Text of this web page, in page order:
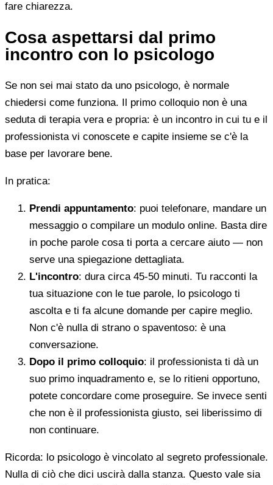
fare chiarezza.
Cosa aspettarsi dal primo
incontro con lo psicologo
Se non sei mai stato da uno psicologo, è normale
chiedersi come funziona. Il primo colloquio non è una
seduta di terapia vera e propria: è un incontro in cui tu e il
professionista vi conoscete e capite insieme se c'è la
base per lavorare bene.
In pratica:
Prendi appuntamento: puoi telefonare, mandare un
messaggio o compilare un modulo online. Basta dire
in poche parole cosa ti porta a cercare aiuto — non
serve una spiegazione dettagliata.
L'incontro: dura circa 45-50 minuti. Tu racconti la
tua situazione con le tue parole, lo psicologo ti
ascolta e ti fa alcune domande per capire meglio.
Non c'è nulla di strano o spaventoso: è una
conversazione.
Dopo il primo colloquio: il professionista ti dà un
suo primo inquadramento e, se lo ritieni opportuno,
potete concordare come proseguire. Se invece senti
che non è il professionista giusto, sei liberissimo di
non continuare.
Ricorda: lo psicologo è vincolato al segreto professionale.
Nulla di ciò che dici uscirà dalla stanza. Questo vale sia